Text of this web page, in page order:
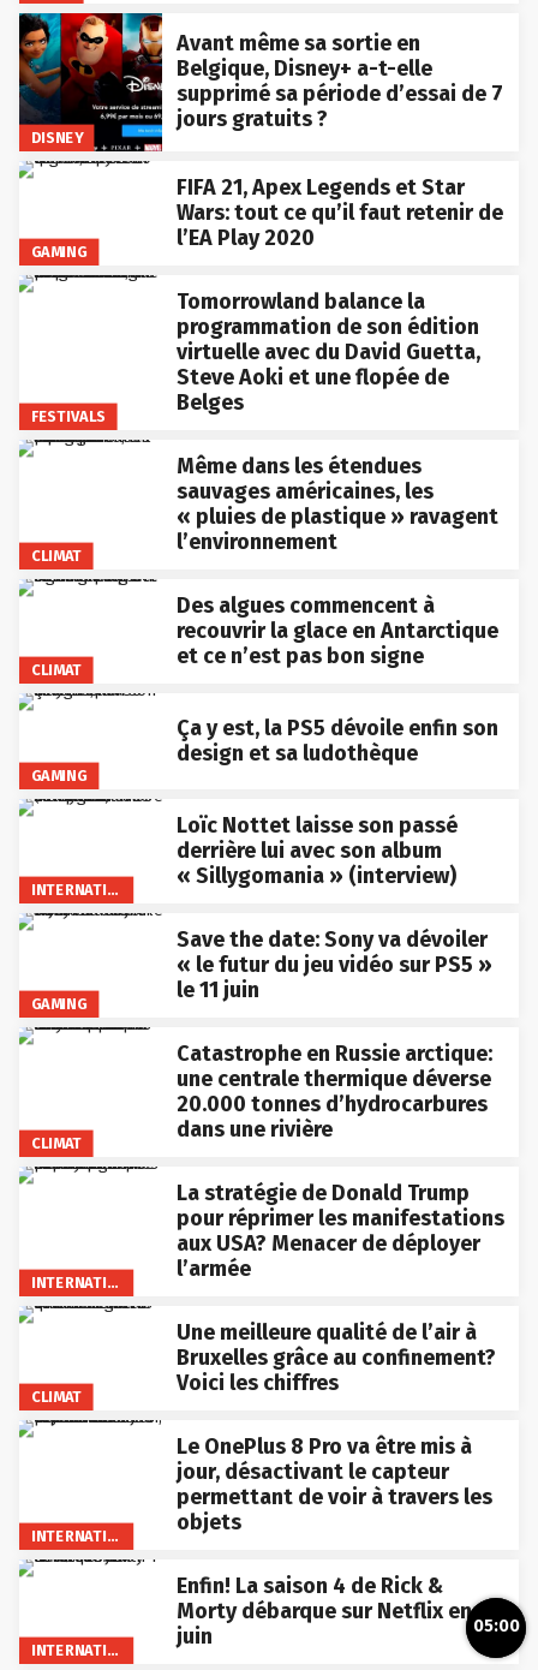
DISNEY
Avant même sa sortie en
Belgique, Disney+ a-t-elle
supprimé sa période d’essai de 7
jours gratuits ?
GAMING
FIFA 21, Apex Legends et Star
Wars: tout ce qu’il faut retenir de
l’EA Play 2020
FESTIVALS
Tomorrowland balance la
programmation de son édition
virtuelle avec du David Guetta,
Steve Aoki et une flopée de
Belges
CLIMAT
Même dans les étendues
sauvages américaines, les
« pluies de plastique » ravagent
l’environnement
CLIMAT
Des algues commencent à
recouvrir la glace en Antarctique
et ce n’est pas bon signe
GAMING
Ça y est, la PS5 dévoile enfin son
design et sa ludothèque
INTERNATIONAL
Loïc Nottet laisse son passé
derrière lui avec son album
« Sillygomania » (interview)
GAMING
Save the date: Sony va dévoiler
« le futur du jeu vidéo sur PS5 »
le 11 juin
CLIMAT
Catastrophe en Russie arctique:
une centrale thermique déverse
20.000 tonnes d’hydrocarbures
dans une rivière
INTERNATIONAL
La stratégie de Donald Trump
pour réprimer les manifestations
aux USA? Menacer de déployer
l’armée
CLIMAT
Une meilleure qualité de l’air à
Bruxelles grâce au confinement?
Voici les chiffres
INTERNATIONAL
Le OnePlus 8 Pro va être mis à
jour, désactivant le capteur
permettant de voir à travers les
objets
INTERNATIONAL
Enfin! La saison 4 de Rick &
Morty débarque sur Netflix en
juin
05:00